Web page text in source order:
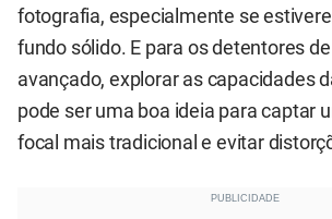
fotografia, especialmente se
fundo sólido. E para os detentores
avançado, explorar as capacidades
pode ser uma boa ideia para captar
focal mais tradicional e evitar